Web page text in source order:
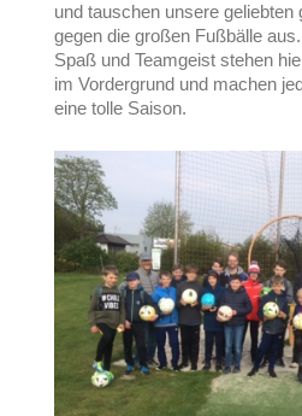
und tauschen unsere geliebten
gegen die großen Fußbälle aus.
Spaß und Teamgeist stehen
im Vordergrund und machen
eine tolle Saison.